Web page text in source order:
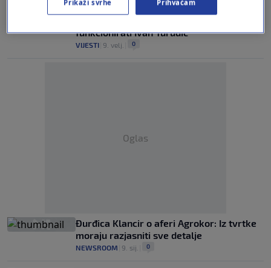
funkcionirati Ivan Turudić
VIJESTI 9. velj. 0
Oglas
Đurđica Klancir o aferi Agrokor: Iz tvrtke
moraju razjasniti sve detalje
NEWSROOM 9. sij. 0
Prikaži svrhe Prihvaćam